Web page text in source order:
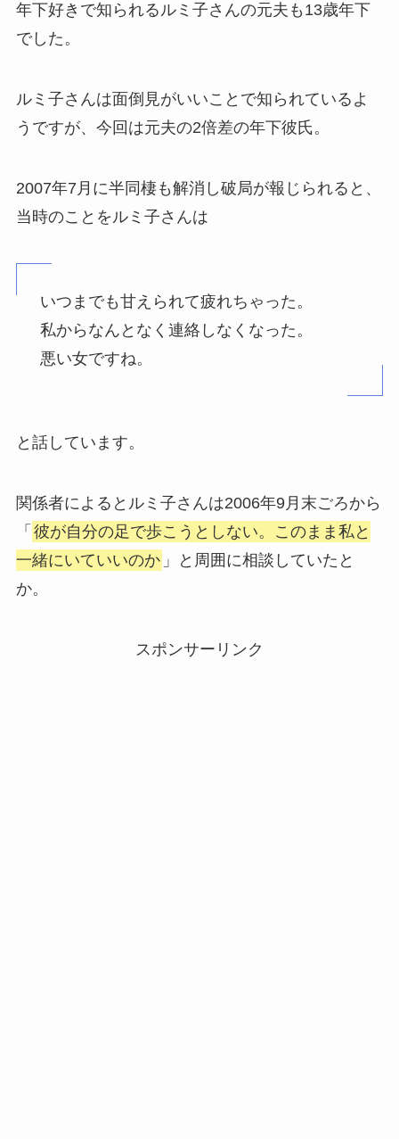
年下好きで知られるルミ子さんの元夫も13歳年下
でした。
ルミ子さんは面倒見がいいことで知られているよ
うですが、今回は元夫の2倍差の年下彼氏。
2007年7月に半同棲も解消し破局が報じられると、
当時のことをルミ子さんは
いつまでも甘えられて疲れちゃった。
私からなんとなく連絡しなくなった。
悪い女ですね。
と話しています。
関係者によるとルミ子さんは2006年9月末ごろから
「 彼が自分の足で歩こうとしない。このまま私と
一緒にいていいのか 」と周囲に相談していたと
か。
スポンサーリンク